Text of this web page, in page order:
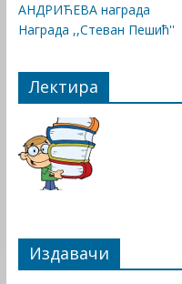
АНДРИЋЕВА награда
Награда ,,Стеван Пешић''
Лектира
Издавачи